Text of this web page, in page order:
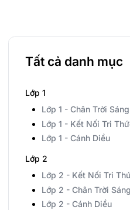
Tất cả danh mục
Lớp 1
Lớp 1 - Chân Trời
Lớp 1 - Kết Nối Tri
Lớp 1 - Cánh Diều
Lớp 2
Lớp 2 - Kết Nối Tri
Lớp 2 - Chân Trời
Lớp 2 - Cánh Diều